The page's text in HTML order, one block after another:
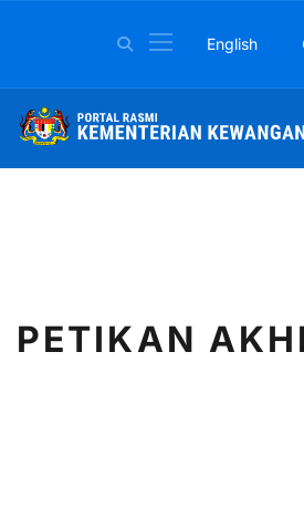
Pilih bahasa
English
PETIKAN